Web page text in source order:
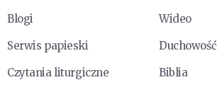
Blogi
Wideo
Serwis papieski
Duchowość
Czytania liturgiczne
Biblia